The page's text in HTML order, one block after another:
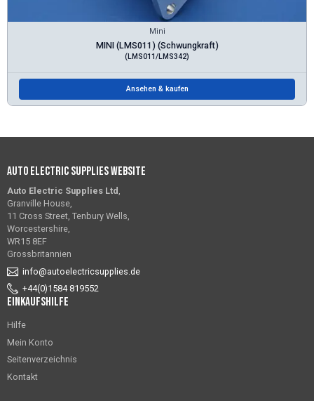
Mini
MINI (LMS011) (Schwungkraft)
(LMS011/LMS342)
Ansehen & kaufen
Auto Electric Supplies Website
Auto Electric Supplies Ltd ,
Granville House,
11 Cross Street, Tenbury Wells,
Worcestershire,
WR15 8EF
Grossbritannien
info@autoelectricsupplies.de
+44(0)1584 819552
Einkaufshilfe
Hilfe
Mein Konto
Seitenverzeichnis
Kontakt